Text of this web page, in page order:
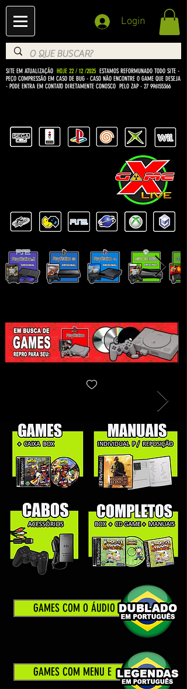
Login
SITE EM ATUALIZAÇÃO HOJE 22 / 12 /2025 ESTAMOS REFORMUNADO TODO SITE -
PEÇO COMPRESSÃO EM CASO DE BUG - CASO NÃO ENCONTRE O GAME QUE DESEJA
- PODE ENTRA EM CONTATO DIRETAMENTE CONOSCO PELO ZAP - 27 996155366
GAMES COM O ÁUDIO
GAMES COM MENU E